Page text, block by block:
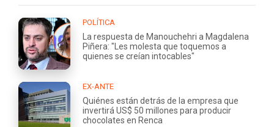
POLÍTICA
La respuesta de Manouchehri a Magdalena
Piñera: "Les molesta que toquemos a
quienes se creían intocables"
EX-ANTE
Quiénes están detrás de la empresa que
invertirá US$ 50 millones para producir
chocolates en Renca